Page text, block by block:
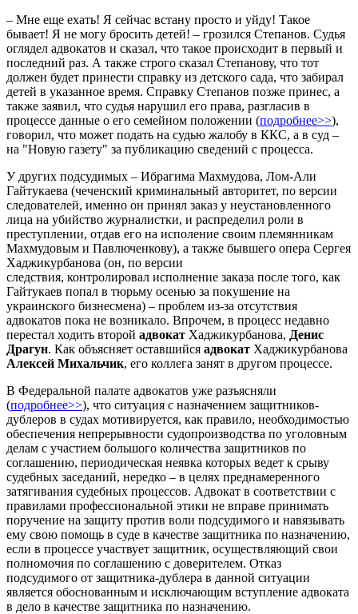
– Мне еще ехать! Я сейчас встану просто и уйду! Такое
бывает! Я не могу бросить детей! – грозился Степанов. Судья
оглядел адвокатов и сказал, что такое происходит в первый и
последний раз. А также строго сказал Степанову, что тот
должен будет принести справку из детского сада, что забирал
детей в указанное время. Справку Степанов позже принес, а
также заявил, что судья нарушил его права, разгласив в
процессе данные о его семейном положении (подробнее>>),
говорил, что может подать на судью жалобу в ККС, а в суд –
на "Новую газету" за публикацию сведений с процесса.
У других подсудимых – Ибрагима Махмудова, Лом-Али
Гайтукаева (чеченский криминальный авторитет, по версии
следователей, именно он принял заказ у неустановленного
лица на убийство журналистки, и распределил роли в
преступлении, отдав его на исполение своим племянникам
Махмудовым и Павлюченкову), а также бывшего опера Сергея
Хаджикурбанова (он, по версии
следствия, контролировал исполнение заказа после того, как
Гайтукаев попал в тюрьму осенью за покушение на
украинского бизнесмена) – проблем из-за отсутствия
адвокатов пока не возникало. Впрочем, в процесс недавно
перестал ходить второй адвокат Хаджикурбанова, Денис
Драгун. Как объясняет оставшийся адвокат Хаджикурбанова
Алексей Михальчик, его коллега занят в другом процессе.
В Федеральной палате адвокатов уже разъясняли
(подробнее>>), что ситуация с назначением защитников-
дублеров в судах мотивируется, как правило, необходимостью
обеспечения непрерывности судопроизводства по уголовным
делам с участием большого количества защитников по
соглашению, периодическая неявка которых ведет к срыву
судебных заседаний, нередко – в целях преднамеренного
затягивания судебных процессов. Адвокат в соответствии с
правилами профессиональной этики не вправе принимать
поручение на защиту против воли подсудимого и навязывать
ему свою помощь в суде в качестве защитника по назначению,
если в процессе участвует защитник, осуществляющий свои
полномочия по соглашению с доверителем. Отказ
подсудимого от защитника-дублера в данной ситуации
является обоснованным и исключающим вступление адвоката
в дело в качестве защитника по назначению.